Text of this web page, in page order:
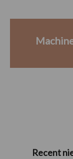
Primaire
Recent